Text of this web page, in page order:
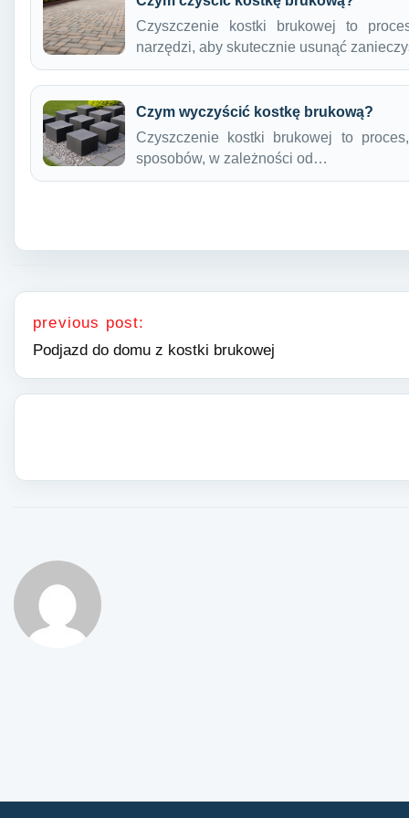
Czyszczenie kostki brukowej to
narzędzi, aby skutecznie usunąć
Czym wyczyścić kostkę brukową?
Czyszczenie kostki brukowej to
sposobów, w zależności od…
Nawigacja wpisu
previous post:
Podjazd do domu z kostki brukowej